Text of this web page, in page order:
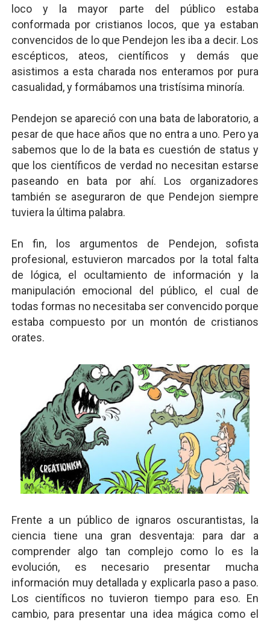
loco y la mayor parte del público estaba
conformada por cristianos locos, que ya estaban
convencidos de lo que Pendejon les iba a decir. Los
escépticos, ateos, científicos y demás que
asistimos a esta charada nos enteramos por pura
casualidad, y formábamos una tristísima minoría.
Pendejon se apareció con una bata de laboratorio, a
pesar de que hace años que no entra a uno. Pero ya
sabemos que lo de la bata es cuestión de status y
que los científicos de verdad no necesitan estarse
paseando en bata por ahí. Los organizadores
también se aseguraron de que Pendejon siempre
tuviera la última palabra.
En fin, los argumentos de Pendejon, sofista
profesional, estuvieron marcados por la total falta
de lógica, el ocultamiento de información y la
manipulación emocional del público, el cual de
todas formas no necesitaba ser convencido porque
estaba compuesto por un montón de cristianos
orates.
Frente a un público de ignaros oscurantistas, la
ciencia tiene una gran desventaja: para dar a
comprender algo tan complejo como lo es la
evolución, es necesario presentar mucha
información muy detallada y explicarla paso a paso.
Los científicos no tuvieron tiempo para eso. En
cambio, para presentar una idea mágica como el